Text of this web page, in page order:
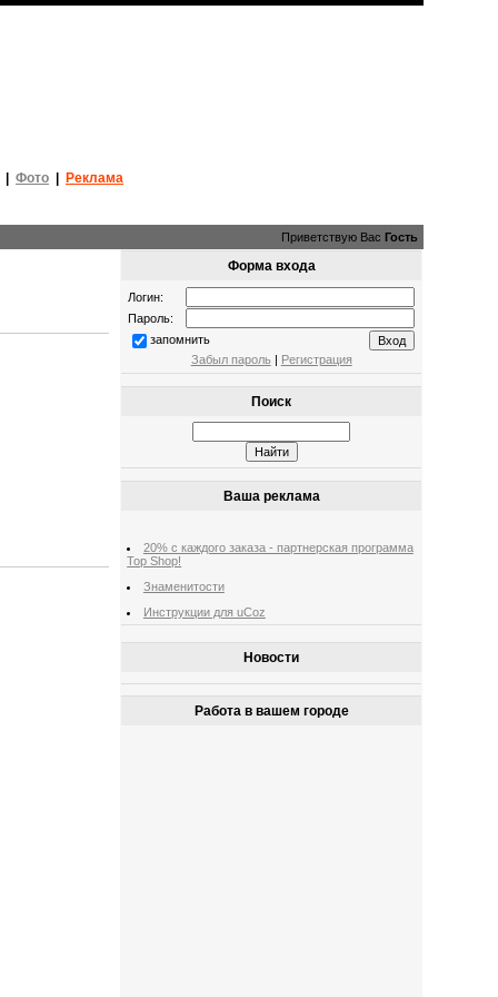
Фото Реклама
Приветствую Вас Гость
Форма входа
Логин:
Пароль:
запомнить
Забыл пароль
Регистрация
Поиск
Ваша реклама
20% с каждого заказа - партнерская программа
Top Shop!
Знаменитости
Инструкции для uCoz
Новости
Работа в вашем городе